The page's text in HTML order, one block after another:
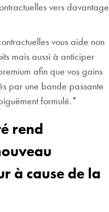
vers davantage
vous aide non
mais aussi à anticiper
afin que vos gains
par une bande passante
formulé.*
rend
à cause de la